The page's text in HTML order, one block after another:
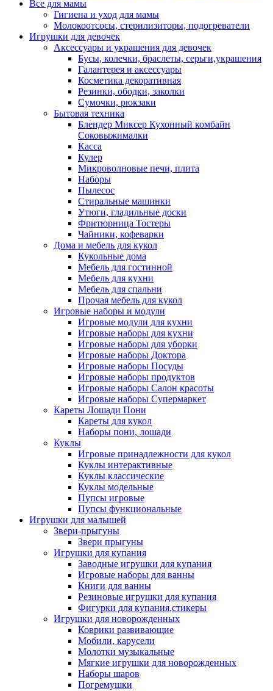
Все для мамы
Гигиена и уход для мамы
Молокоотсосы, стерилизиторы, подогреватели
Игрушки для девочек
Аксессуары и украшения для девочек
Бусы, колечки, браслеты, серьги,украшения
Галантерея и аксессуары
Косметика декоративная
Резинки, ободки, заколки
Сумочки, рюкзаки
Бытовая техника
Блендер Миксер Кухонный комбайн
Соковыжималки
Касса
Кулер
Микроволновые печи, плита
Наборы
Пылесос
Стиральные машинки
Утюги, гладильные доски
Фритюрница Тостеры
Чайники, кофеварки
Дома и мебель для кукол
Кукольные дома
Мебель для гостинной
Мебель для кухни
Мебель для спальни
Прочая мебель для кукол
Игровые наборы и модули
Игровые модули для кухни
Игровые наборы для кухни
Игровые наборы для уборки
Игровые наборы Доктора
Игровые наборы Посуды
Игровые наборы продуктов
Игровые наборы Салон красоты
Игровые наборы Супермаркет
Кареты Лошади Пони
Кареты для кукол
Наборы пони, лошади
Куклы
Игровые принадлежности для кукол
Куклы интерактивные
Куклы классические
Куклы модельные
Пупсы игровые
Пупсы функциональные
Игрушки для малышей
Звери-прыгуны
Звери прыгуны
Игрушки для купания
Заводные игрушки для купания
Игровые наборы для ванны
Книги для ванны
Резиновые игрушки для купания
Фигурки для купания,стикеры
Игрушки для новорожденных
Коврики развивающие
Мобили, карусели
Молотки музыкальные
Мягкие игрушки для новорожденных
Наборы шаров
Погремушки